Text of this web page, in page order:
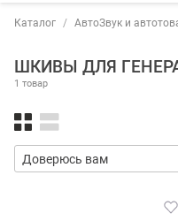
Каталог АвтоЗвук и
ШКИВЫ ДЛЯ
1 товар